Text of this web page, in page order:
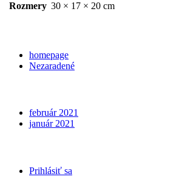
Rozmery 30 × 17 × 20 cm
homepage
Nezaradené
február 2021
január 2021
Prihlásiť sa